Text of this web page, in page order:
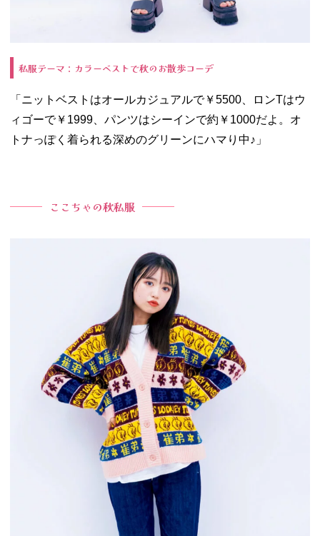
私服テーマ：カラーベストで秋のお散歩コーデ
「ニットベストはオールカジュアルで￥5500、ロンTはウ
ィゴーで￥1999、パンツはシーインで約￥1000だよ。オ
トナっぽく着られる深めのグリーンにハマり中♪」
ここちゃの秋私服